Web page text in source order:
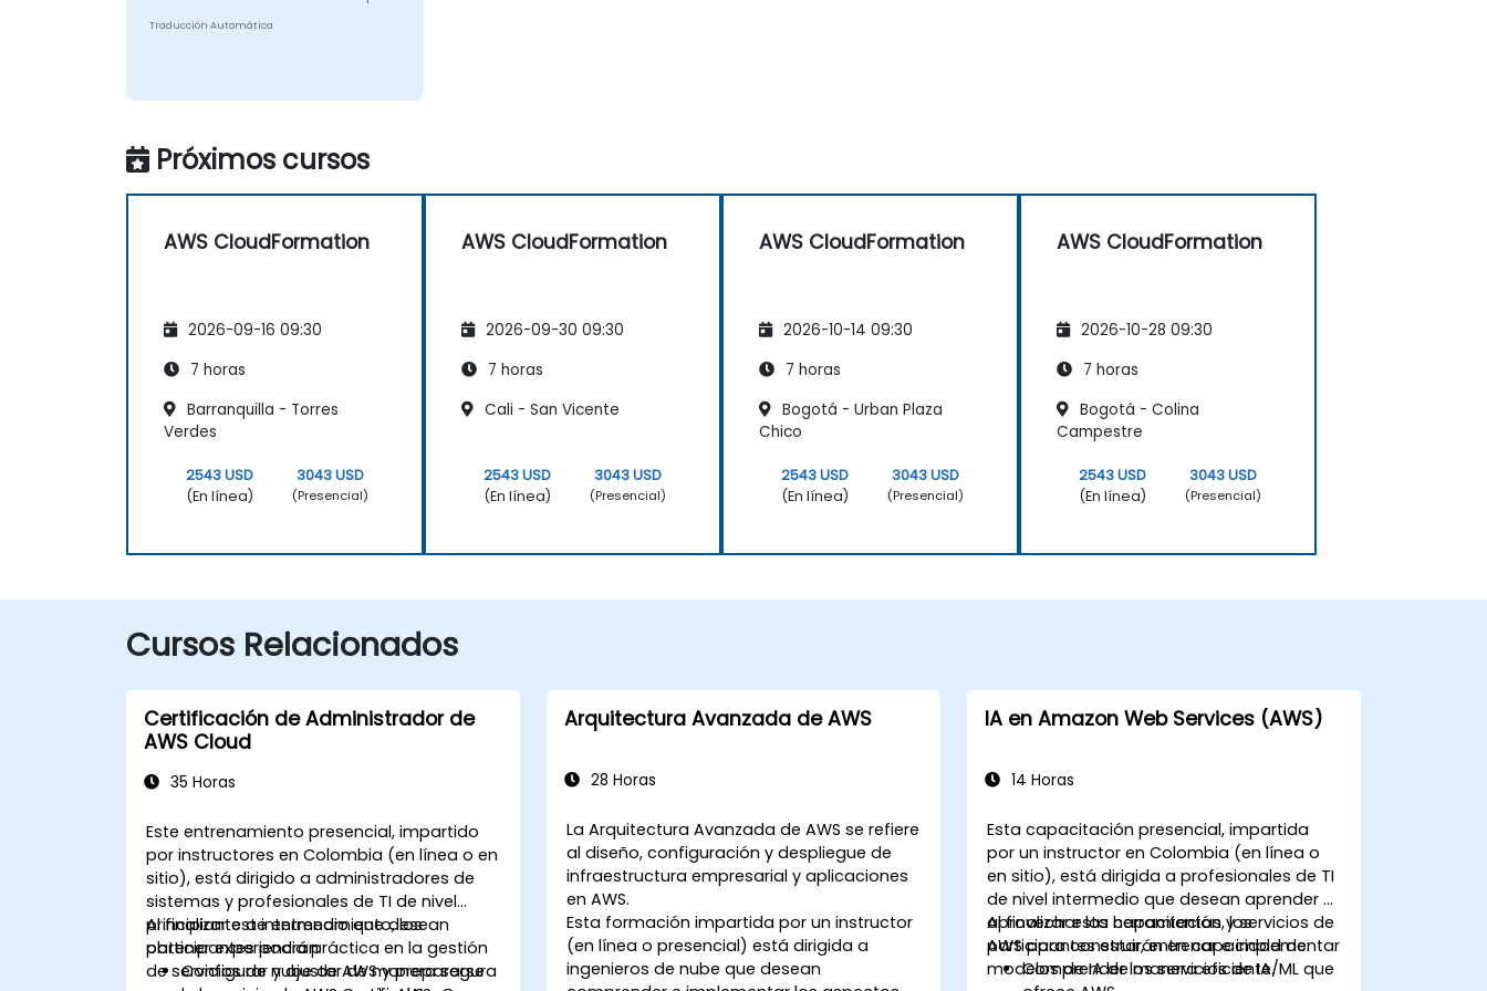
Traducción Automática
Próximos cursos
AWS CloudFormation
2026-09-16 09:30
7 horas
Barranquilla - Torres
Verdes
2543 USD
(En línea)
3043 USD
(Presencial)
AWS CloudFormation
2026-09-30 09:30
7 horas
Cali - San Vicente
2543 USD
(En línea)
3043 USD
(Presencial)
AWS CloudFormation
2026-10-14 09:30
7 horas
Bogotá - Urban Plaza
Chico
2543 USD
(En línea)
3043 USD
(Presencial)
AWS CloudFormation
2026-10-28 09:30
7 horas
Bogotá - Colina
Campestre
2543 USD
(En línea)
3043 USD
(Presencial)
Cursos Relacionados
Certificación de Administrador de
AWS Cloud
35 Horas
Este entrenamiento presencial, impartido
por instructores en Colombia (en línea o en
sitio), está dirigido a administradores de
sistemas y profesionales de TI de nivel
principiante a intermedio que desean
obtener experiencia práctica en la gestión
de servicios de nube de AWS y prepararse
Al finalizar este entrenamiento, los
participantes podrán:
Configurar y ajustar de manera segura
Arquitectura Avanzada de AWS
28 Horas
La Arquitectura Avanzada de AWS se refiere
al diseño, configuración y despliegue de
infraestructura empresarial y aplicaciones
en AWS.
Esta formación impartida por un instructor
(en línea o presencial) está dirigida a
ingenieros de nube que desean
IA en Amazon Web Services (AWS)
14 Horas
Esta capacitación presencial, impartida
por un instructor en Colombia (en línea o
en sitio), está dirigida a profesionales de TI
de nivel intermedio que desean aprender a
aprovechar las herramientas y servicios de
AWS para construir, entrenar e implementar
modelos de IA de manera eficiente.
Al finalizar esta capacitación, los
participantes estarán en capacidad de:
Comprender los servicios de IA/ML que